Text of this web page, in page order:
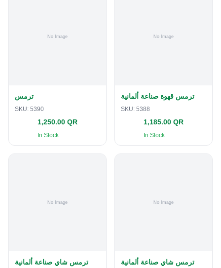
ترمس
SKU: 5390
1,250.00 QR
In Stock
ترمس قهوة صناعة ألمانية
SKU: 5388
1,185.00 QR
In Stock
ترمس شاي صناعة ألمانية ترمس شاي صناعة ألمانية